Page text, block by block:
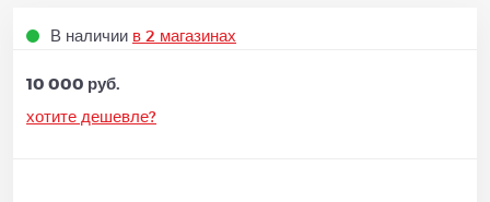
В наличии в 2 магазинах
10 000 руб.
хотите дешевле?